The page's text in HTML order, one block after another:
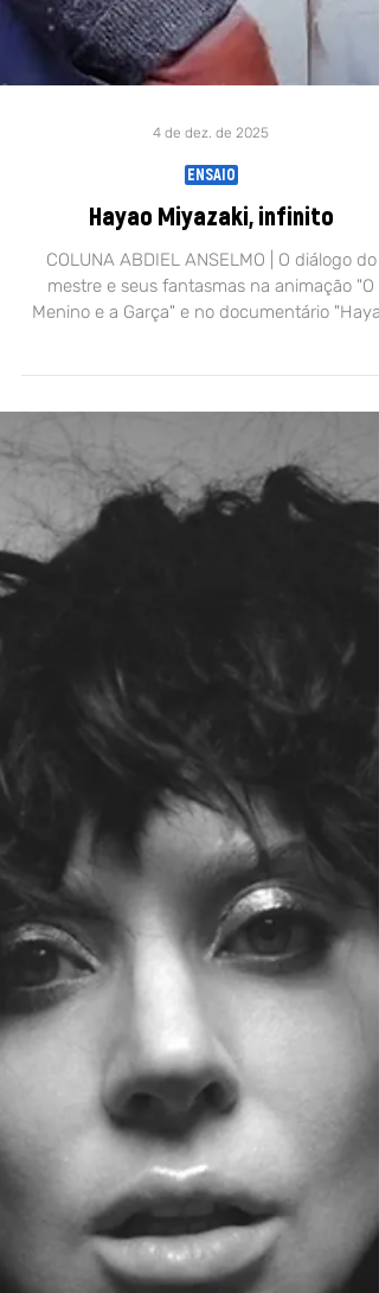
4 de dez. de 2025
ENSAIO
Hayao Miyazaki, infinito
Miyazaki e a Garça"